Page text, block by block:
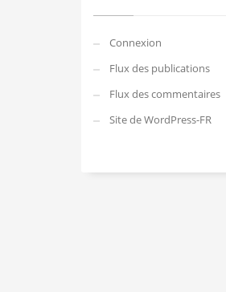
Connexion
Flux des publications
Flux des commentaires
Site de WordPress-FR